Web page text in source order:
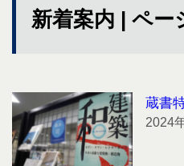
新着案内 | ペー
蔵書
2024